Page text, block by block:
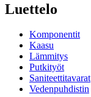
Luettelo
Komponentit
Kaasu
Lämmitys
Putkityöt
Saniteettitavarat
Vedenpuhdistin